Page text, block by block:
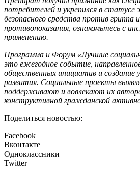
потребителей и укрепился в статусе
безопасного средства против
противопоказания, ознакомьтесь с
применению.
Программа и Форум «Лучшие
это ежегодное событие,
общественных инициатив и создание
развития. Социальные проекты
поддерживают и вовлекают их
конструктивной гражданской
Поделиться новостью:
Facebook
Вконтакте
Одноклассники
Twitter